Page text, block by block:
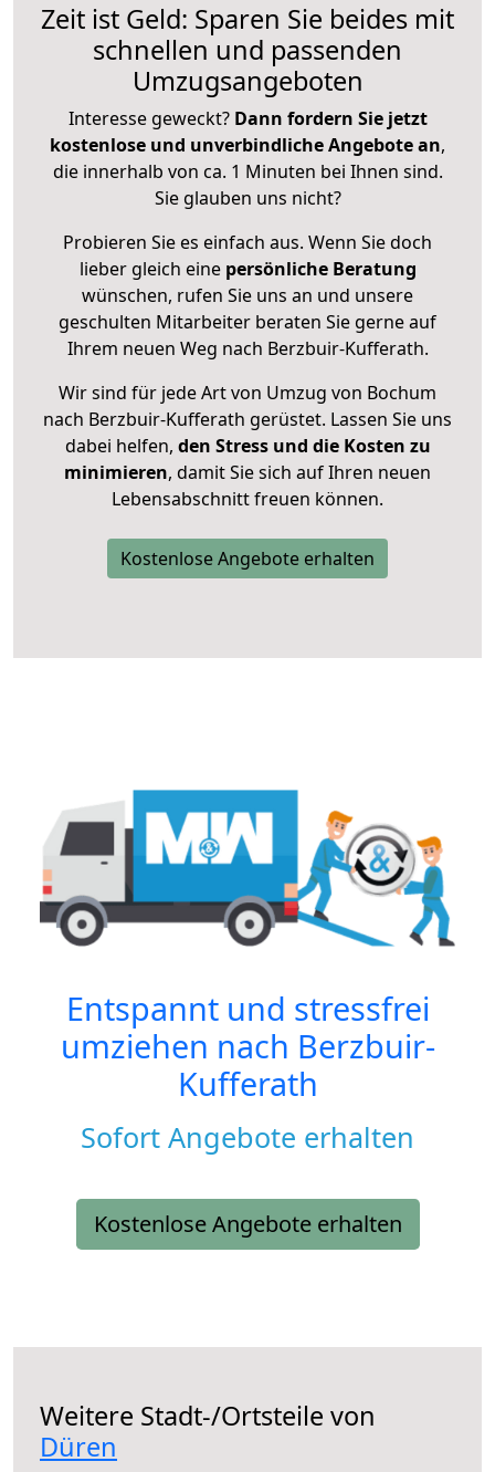
Zeit ist Geld: Sparen Sie beides mit
schnellen und passenden
Umzugsangeboten
Interesse geweckt? Dann fordern Sie jetzt
kostenlose und unverbindliche Angebote an,
die innerhalb von ca. 1 Minuten bei Ihnen sind.
Sie glauben uns nicht?
Probieren Sie es einfach aus. Wenn Sie doch
lieber gleich eine persönliche Beratung
wünschen, rufen Sie uns an und unsere
geschulten Mitarbeiter beraten Sie gerne auf
Ihrem neuen Weg nach Berzbuir-Kufferath.
Wir sind für jede Art von Umzug von Bochum
nach Berzbuir-Kufferath gerüstet. Lassen Sie uns
dabei helfen, den Stress und die Kosten zu
minimieren, damit Sie sich auf Ihren neuen
Lebensabschnitt freuen können.
Kostenlose Angebote erhalten
Entspannt und stressfrei
umziehen nach Berzbuir-
Kufferath
Sofort Angebote erhalten
Kostenlose Angebote erhalten
Weitere Stadt-/Ortsteile von
Düren